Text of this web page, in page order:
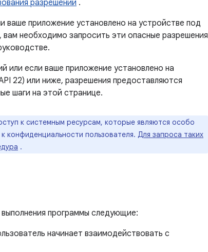
разрешений .
ваше приложение установлено на устройстве под
необходимо запросить эти опасные разрешения
или если ваше приложение установлено на
22) или ниже, разрешения предоставляются
шаги на этой странице.
к системным ресурсам, которые являются особо
конфиденциальности пользователя. Для запроса таких
.
программы следующие:
начинает взаимодействовать с